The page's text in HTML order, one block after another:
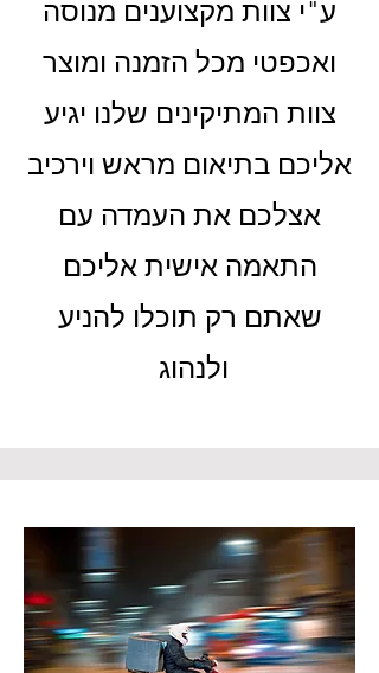
ע"י צוות מקצוענים מנוסה
ואכפטי מכל הזמנה ומוצר
צוות המתיקינים שלנו יגיע
אליכם בתיאום מראש וירכיב
אצלכם את העמדה עם
התאמה אישית אליכם
שאתם רק תוכלו להניע
ולנהוג